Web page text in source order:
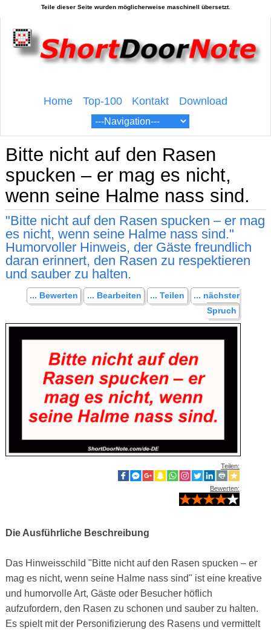
Home Top-100 Kontakt Download
Bitte nicht auf den Rasen
spucken – er mag es nicht,
wenn seine Halme nass sind.
"Bitte nicht auf den Rasen spucken – er mag
es nicht, wenn seine Halme nass sind."
Humorvoller Hinweis, der Gäste freundlich
daran erinnert, den Rasen zu respektieren
und sauber zu halten.
... Bewerten ... Bearbeiten ... Teilen
... nächster
Spruch
Teilen:
Bewerten:
Die Ausführliche Beschreibung
Das Hinweisschild "Bitte nicht auf den Rasen spucken – er
mag es nicht, wenn seine Halme nass sind" ist eine kreative
und humorvolle Art, Gäste oder Besucher höflich
aufzufordern, den Rasen zu schonen und sauber zu halten.
Es spielt mit der Personifizierung des Rasens und vermittelt